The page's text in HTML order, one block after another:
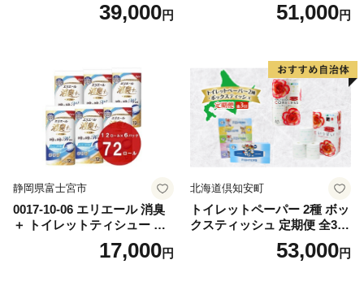
おもちゃ 拭き取り 手拭き 外
39,000円
72ロール 全18種 花柄 プリン
ー 消耗品 備蓄 送料無料 北海
道 倶知安町 日用品
51,000円
静岡県富士宮市
0017-10-06 エリエール 消臭
＋ トイレットティシュー し
っかり香るフレッシュクリア
の香り ダブル 12ロール×6パ
17,000円
北海道倶知安町
トイレットペーパー 2種 ボッ
クスティッシュ 定期便 全3
回 日本製 まとめ買い 防災
常備品 日用雑貨 消耗品 生活
53,000円